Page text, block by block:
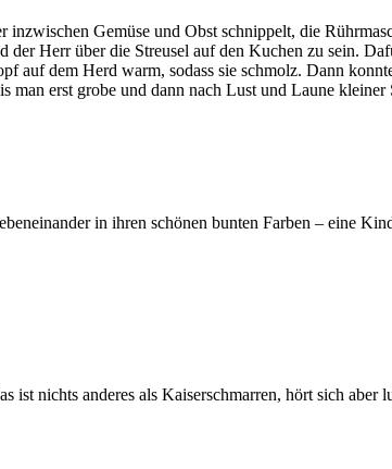
Gemüse und Obst schnippelt, die
Herr über die Streusel auf den Kuchen zu sein.
auf dem Herd warm, sodass sie schmolz. Dann
erst grobe und dann nach Lust und Laune kleiner
in ihren schönen bunten Farben – eine
nichts anderes als Kaiserschmarren, hört sich aber